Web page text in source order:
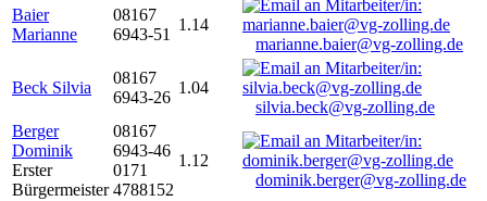
Baier
Marianne
08167
6943-51
1.14
marianne.baier@vg-zolling.de
Beck Silvia
08167
6943-26
1.04
silvia.beck@vg-zolling.de
Berger
Dominik
Erster
Bürgermeister
08167
6943-46
0171
4788152
1.12
dominik.berger@vg-zolling.de